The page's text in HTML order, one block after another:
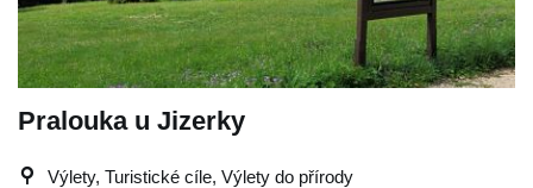
Pralouka u Jizerky
Výlety, Turistické cíle, Výlety do přírody